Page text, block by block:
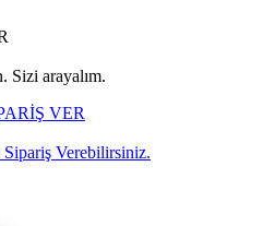
Sizi arayalım.
VER
Verebilirsiniz.